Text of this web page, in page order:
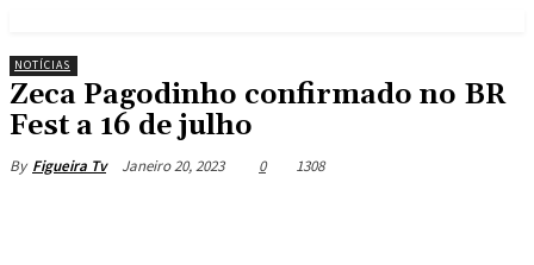
NOTÍCIAS
Zeca Pagodinho confirmado no BR
Fest a 16 de julho
By Figueira Tv Janeiro 20, 2023 0 1308